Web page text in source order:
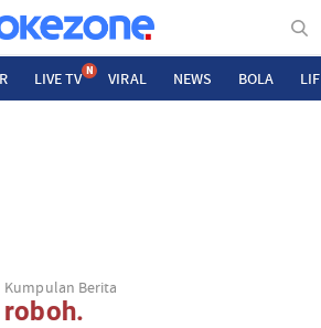
LIVE TV N VIRAL NEWS BOLA
Kumpulan Berita
roboh.